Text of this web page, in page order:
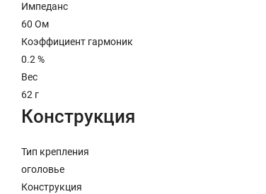
Импеданс
60 Ом
Коэффициент гармоник
0.2 %
Вес
62 г
Конструкция
Тип крепления
оголовье
Конструкция